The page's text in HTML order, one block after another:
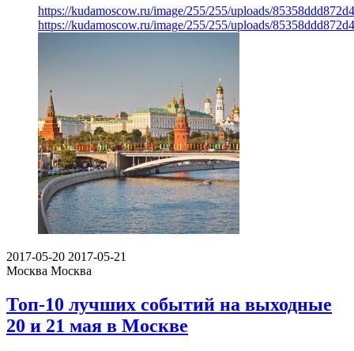
https://kudamoscow.ru/image/255/255/uploads/
https://kudamoscow.ru/image/255/255/uploads/
2017-05-20 2017-05-21
Москва Москва
Топ-10 лучших событий на выходные
20 и 21 мая в Москве